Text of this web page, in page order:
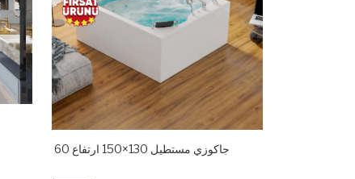
جاكوزي مستطيل 130×150 ارتفاع 60